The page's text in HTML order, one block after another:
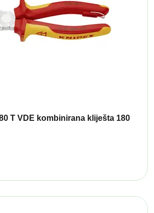
T VDE kombinirana kliješta 180